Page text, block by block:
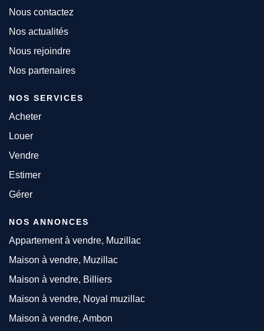
Nous contactez
Nos actualités
Nous rejoindre
Nos partenaires
NOS SERVICES
Acheter
Louer
Vendre
Estimer
Gérer
NOS ANNONCES
Appartement à vendre, Muzillac
Maison à vendre, Muzillac
Maison à vendre, Billiers
Maison à vendre, Noyal muzillac
Maison à vendre, Ambon